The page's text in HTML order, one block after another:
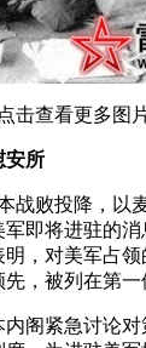
点击查看更多图
安所
战败投降，以
即将进驻的
，对美军占
，被列在第一
阁紧急讨论对